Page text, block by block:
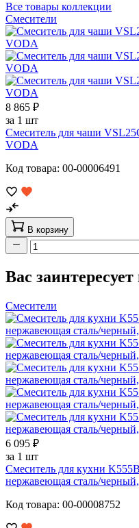
Все товары коллекции
Смесители
8 865 ₽
за 1 шт
Смеситель для чаши
VODA
Код товара: 00-00006491
В корзину
Вас заинтересует
Смесители
6 095 ₽
за 1 шт
Смеситель для кухни
нержавеющая сталь/
Код товара: 00-00008752